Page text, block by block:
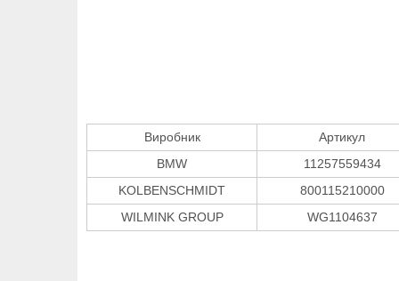
Виробник
Артикул
BMW
11257559434
KOLBENSCHMIDT
800115210000
WILMINK GROUP
WG1104637